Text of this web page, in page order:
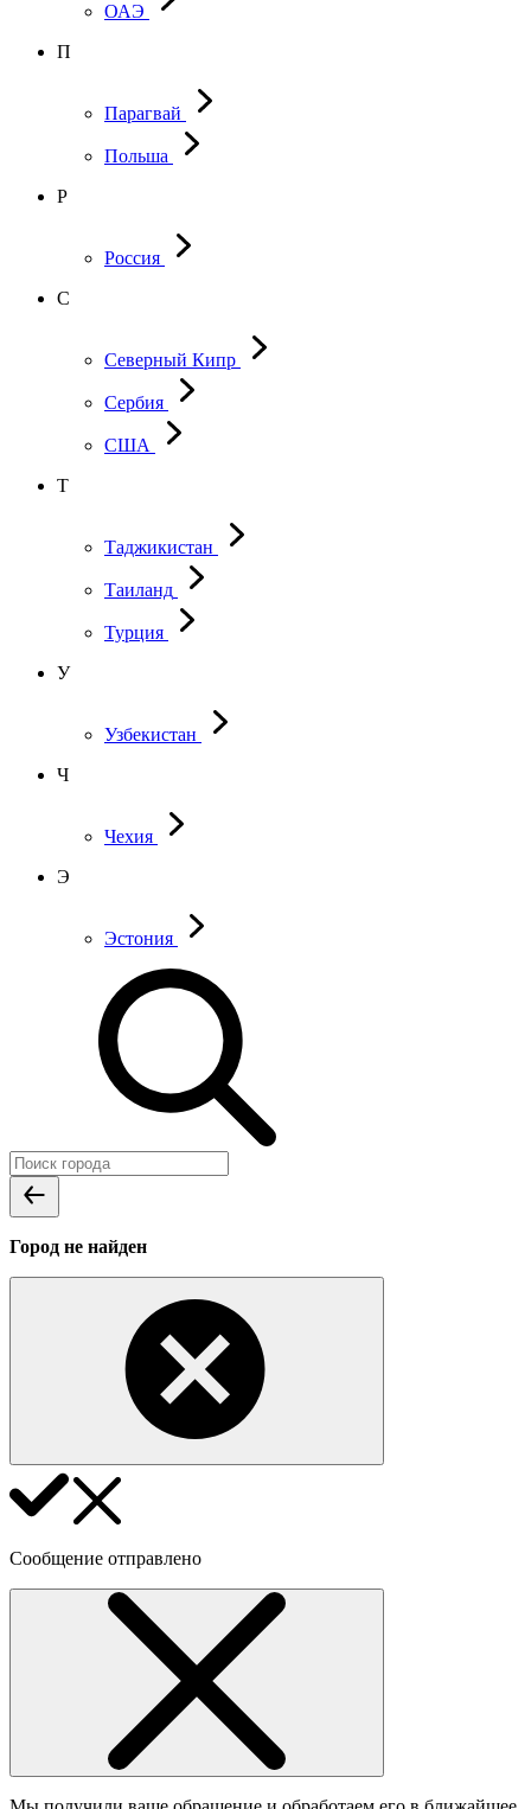
ОАЭ
П
Парагвай
Польша
Р
Россия
С
Северный Кипр
Сербия
США
Т
Таджикистан
Таиланд
Турция
У
Узбекистан
Ч
Чехия
Э
Эстония
Город не найден
Сообщение отправлено